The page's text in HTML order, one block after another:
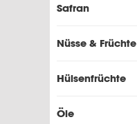
Safran
Nüsse & Früchte
Hülsenfrüchte
Öle